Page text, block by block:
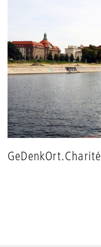
GeDenkOrt.Charité